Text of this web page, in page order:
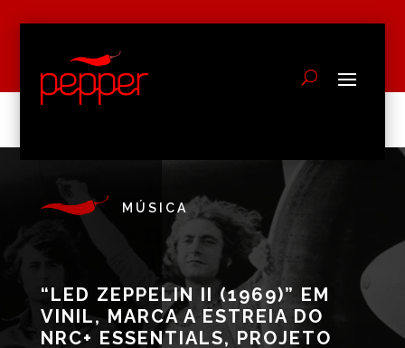
MÚSICA
“LED ZEPPELIN II (1969)” EM
VINIL, MARCA A ESTREIA DO
NRC+ ESSENTIALS, PROJETO